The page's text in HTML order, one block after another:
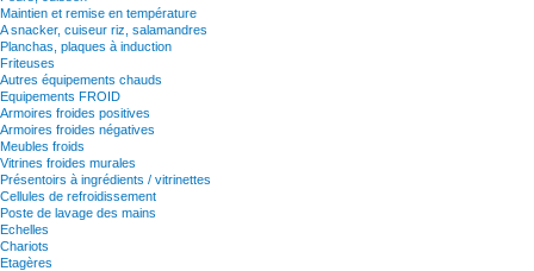
Maintien et remise en température
A snacker, cuiseur riz, salamandres
Planchas, plaques à induction
Friteuses
Autres équipements chauds
Equipements FROID
Armoires froides positives
Armoires froides négatives
Meubles froids
Vitrines froides murales
Présentoirs à ingrédients / vitrinettes
Cellules de refroidissement
Poste de lavage des mains
Echelles
Chariots
Etagères